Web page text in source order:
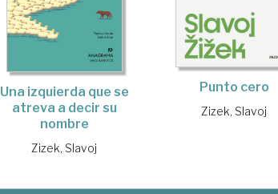
Una izquierda que se
atreva a decir su
nombre
Zizek, Slavoj
Punto cero
Zizek, Slavoj